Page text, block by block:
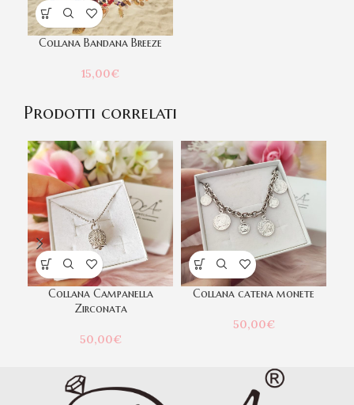
Collana Bandana Breeze
15,00€
Prodotti correlati
Collana Campanella
Zirconata
50,00€
Collana catena monete
50,00€